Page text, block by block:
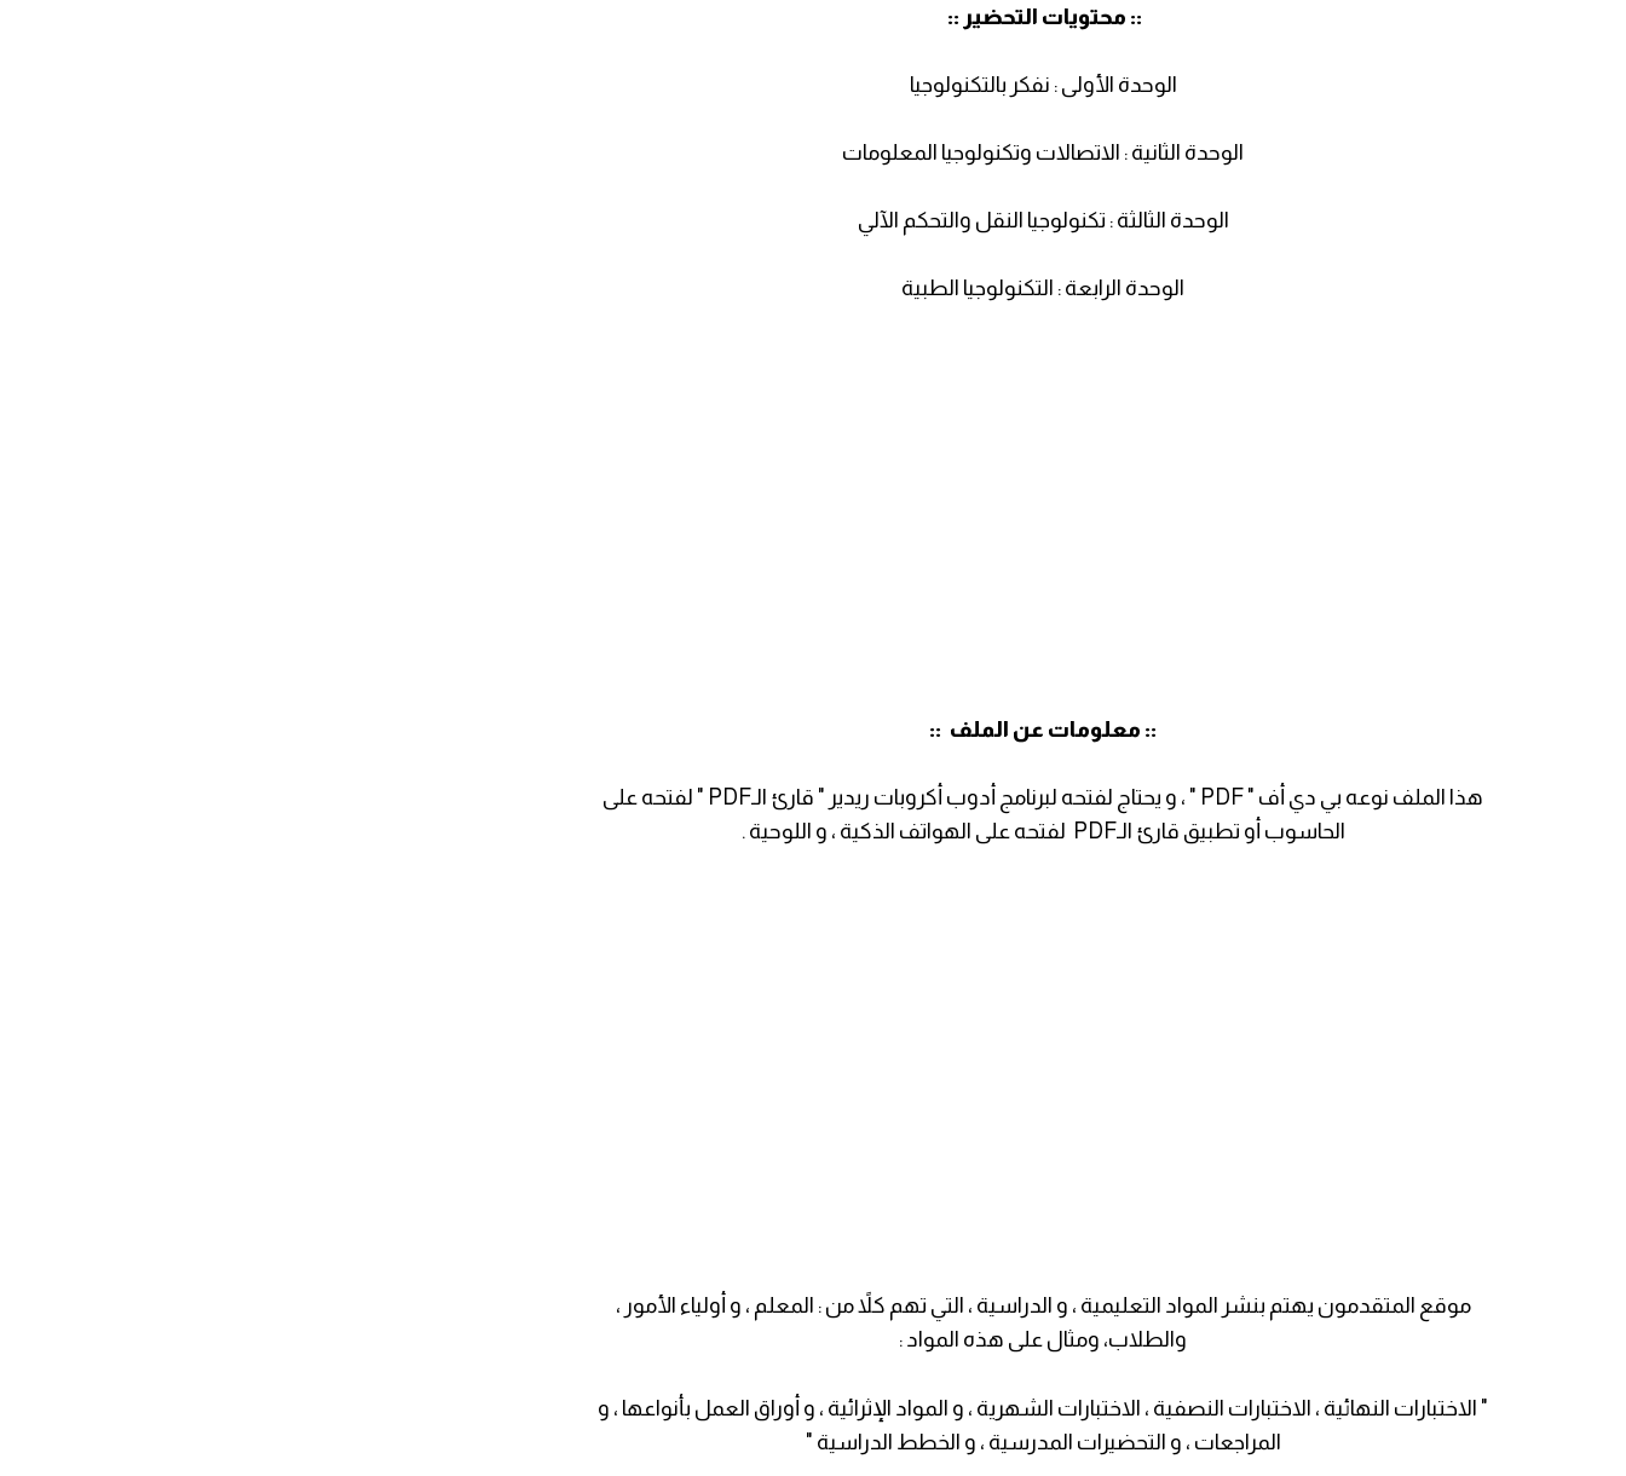
:: محتويات التحضير ::
الوحدة الأولى : نفكر بالتكنولوجيا
الوحدة الثانية : الاتصالات وتكنولوجيا المعلومات
الوحدة الثالثة : تكنولوجيا النقل والتحكم الآلي
الوحدة الرابعة : التكنولوجيا الطبية
:: معلومات عن الملف ::
هذا الملف نوعه بي دي أف " PDF " ، و يحتاج لفتحه لبرنامج أدوب أكروبات ريدير " قارئ الـPDF " لفتحه على
الحاسوب أو تطبيق قارئ الـPDF لفتحه على الهواتف الذكية ، و اللوحية .
موقع المتقدمون يهتم بنشر المواد التعليمية ، و الدراسية ، التي تهم كلاً من : المعلم ، و أولياء الأمور ،
والطلاب، ومثال على هذه المواد :
" الاختبارات النهائية ، الاختبارات النصفية ، الاختبارات الشهرية ، و المواد الإثرائية ، و أوراق العمل بأنواعها ، و
المراجعات ، و التحضيرات المدرسية ، و الخطط الدراسية "